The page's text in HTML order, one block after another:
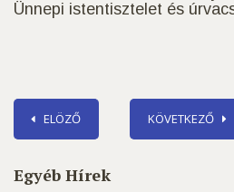
Ünnepi istentisztelet és
ELÖZŐ KÖVETKEZŐ
Egyéb Hírek